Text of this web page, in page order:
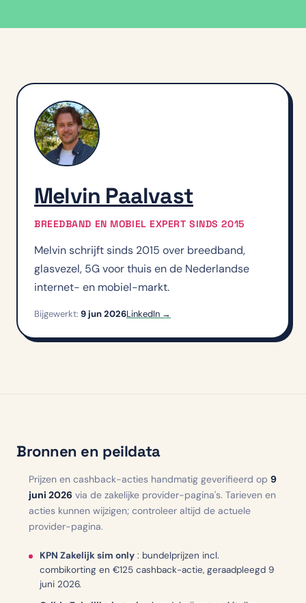
Melvin Paalvast
BREEDBAND EN MOBIEL EXPERT SINDS 2015
Melvin schrijft sinds 2015 over breedband,
glasvezel, 5G voor thuis en de Nederlandse
internet- en mobiel-markt.
Bijgewerkt: 9 jun 2026LinkedIn →
Bronnen en peildata
Prijzen en cashback-acties handmatig geverifieerd op 9
juni 2026 via de zakelijke provider-pagina's. Tarieven en
acties kunnen wijzigen; controleer altijd de actuele
provider-pagina.
KPN Zakelijk sim only : bundelprijzen incl.
combikorting en €125 cashback-actie, geraadpleegd 9
juni 2026.